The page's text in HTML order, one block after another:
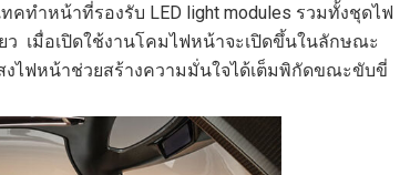
คทำหน้าที่รองรับ LED light modules รวมทั้งชุดไฟ
ยว เมื่อเปิดใช้งานโคมไฟหน้าจะเปิดขึ้นในลักษณะ
งไฟหน้าช่วยสร้างความมั่นใจได้เต็มพิกัดขณะขับขี่